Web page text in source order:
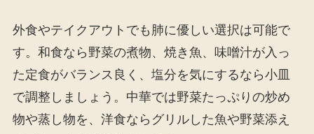
外食やテイクアウトでも肺に優しい選択は可能で
す。和食なら野菜の煮物、焼き魚、味噌汁が入っ
た定食がバランス良く、塩分を気にするなら小皿
で調整しましょう。中華では野菜たっぷりの炒め
物や蒸し物を、洋食ならグリルした魚や野菜添え